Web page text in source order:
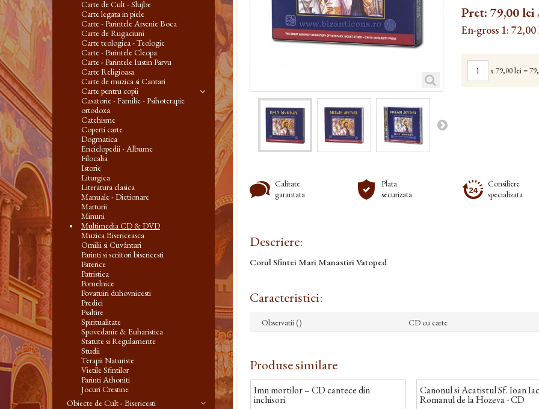
Carte de Cult - Slujbe
Carte legata in piele
Carte - Parintele Arsenie Boca
Carte de Rugaciuni
Carte teologica - Teologie
Carte - Parintele Cleopa
Carte - Parintele Iustin Parvu
Carte Religioasa
Carte de muzica si Cantari
Carte pentru copii
Casatorie - Familie - Psihoterapie
ortodoxa
Catehisme
Coperti carte
Dogmatica
Enciclopedii - Albume
Filocalia
Istorie
Liturgica
Literatura clasica
Manuale - Dictionare
Marturii
Minuni
Multimedia CD & DVD
Muzica Bisericeasca
Omilii si Cuvântari
Parinti si scriitori bisericesti
Paterice
Patristica
Pomelnice
Povatuiri duhovnicesti
Predici
Psaltire
Spiritualitate
Spovedanie & Euharistica
Statute si Regulamente
Studii
Terapii Naturiste
Vietile Sfintilor
Parinti Athoniti
Jocuri Crestine
Obiecte de Cult - Bisericesti
Pret: 79,00 lei
En-gross 1:
x79,00 lei=
Calitate
garantata
Plata
securizata
Consiliere
specializata
Descriere:
Corul Sfintei Mari Manastiri Vatoped
Caracteristici:
Observatii () CD cu carte
Produse similare
Imn mortilor – CD cantece din
inchisori
Canonul si Acatistul Sf. Ioan
Romanul de la Hozeva - CD